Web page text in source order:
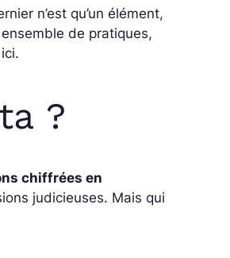
n’est qu’un élément,
de pratiques,
?
chiffrées en
judicieuses. Mais qui